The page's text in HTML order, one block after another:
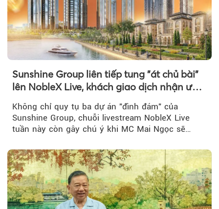
Sunshine Group liên tiếp tung "át chủ bài"
lên NobleX Live, khách giao dịch nhận ưu
Không chỉ quy tụ ba dự án "đình đám" của
Sunshine Group, chuỗi livestream NobleX Live
tuần này còn gây chú ý khi MC Mai Ngọc sẽ